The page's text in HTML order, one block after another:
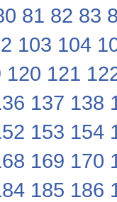
81 82 83
103 104
120 121
137 138
153 154
169 170
185 186